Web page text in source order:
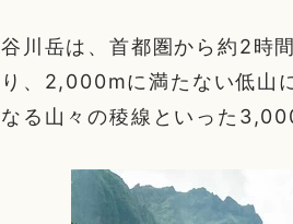
谷川岳は、首都圏から約2時
り、2,000mに満たない低山
なる山々の稜線といった